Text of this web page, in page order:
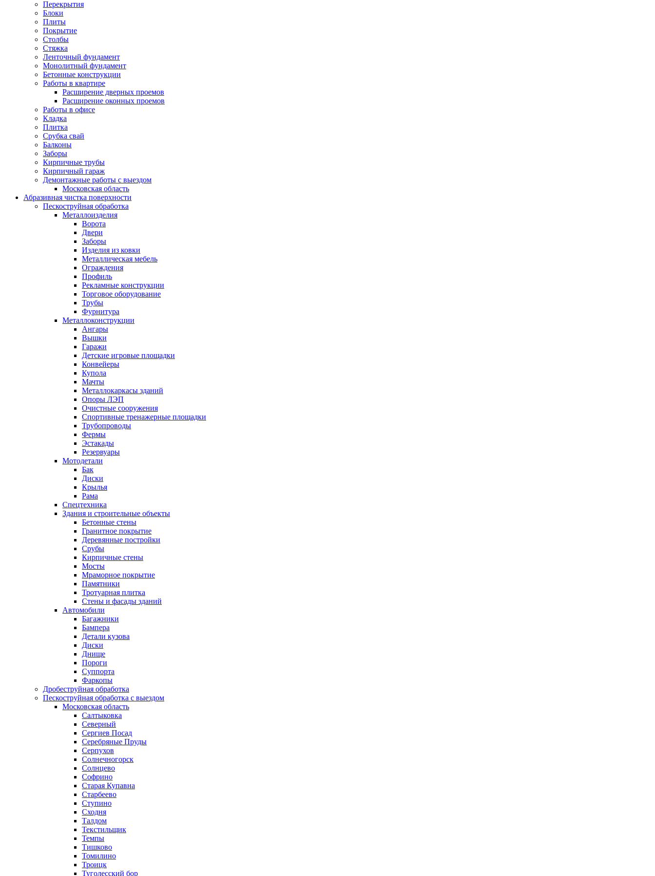
Перекрытия
Блоки
Плиты
Покрытие
Столбы
Стяжка
Ленточный фундамент
Монолитный фундамент
Бетонные конструкции
Работы в квартире
Расширение дверных проемов
Расширение оконных проемов
Работы в офисе
Кладка
Плитка
Срубка свай
Балконы
Заборы
Кирпичные трубы
Кирпичный гараж
Демонтажные работы с выездом
Московская область
Абразивная чистка поверхности
Пескоструйная обработка
Металлоизделия
Ворота
Двери
Заборы
Изделия из ковки
Металлическая мебель
Ограждения
Профиль
Рекламные конструкции
Торговое оборудование
Трубы
Фурнитура
Металлоконструкции
Ангары
Вышки
Гаражи
Детские игровые площадки
Конвейеры
Купола
Мачты
Металлокаркасы зданий
Опоры ЛЭП
Очистные сооружения
Спортивные тренажерные площадки
Трубопроводы
Фермы
Эстакады
Резервуары
Мотодетали
Бак
Диски
Крылья
Рама
Спецтехника
Здания и строительные объекты
Бетонные стены
Гранитное покрытие
Деревянные постройки
Срубы
Кирпичные стены
Мосты
Мраморное покрытие
Памятники
Тротуарная плитка
Стены и фасады зданий
Автомобили
Багажники
Бампера
Детали кузова
Диски
Днище
Пороги
Суппорта
Фаркопы
Дробеструйная обработка
Пескоструйная обработка с выездом
Московская область
Салтыковка
Северный
Сергиев Посад
Серебряные Пруды
Серпухов
Солнечногорск
Солнцево
Софрино
Старая Купавна
Старбеево
Ступино
Сходня
Талдом
Текстильщик
Темпы
Тишково
Томилино
Троицк
Туголесский бор